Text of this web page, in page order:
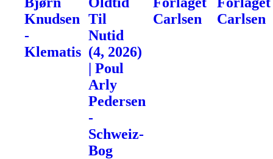
Knudsen
-
Klematis
Til
Nutid
(4, 2026)
| Poul
Arly
Pedersen
-
Schweiz-
Bog
Carlsen
Carlsen